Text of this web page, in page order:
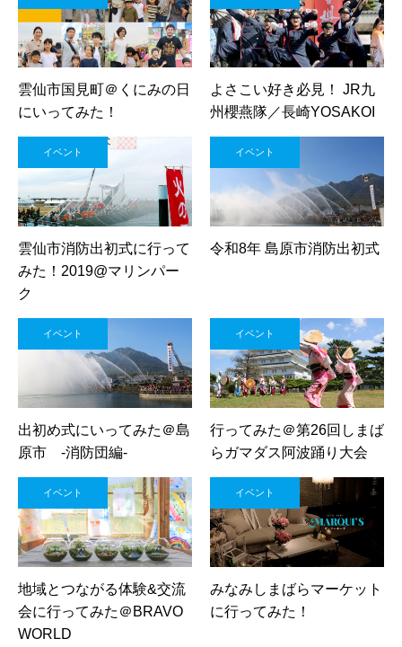
雲仙市国見町＠くにみの日
にいってみた！
よさこい好き必見！ JR九
州櫻燕隊／長崎YOSAKOI
イベント
雲仙市消防出初式に行って
みた！2019@マリンパー
ク
イベント
令和8年 島原市消防出初式
イベント
出初め式にいってみた＠島
原市 -消防団編-
イベント
行ってみた＠第26回しまば
らガマダス阿波踊り大会
イベント
地域とつながる体験&交流
会に行ってみた＠BRAVO
WORLD
イベント
みなみしまばらマーケット
に行ってみた！